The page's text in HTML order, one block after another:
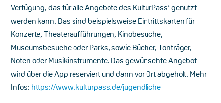
Verfügung, das für alle Angebote des KulturPass‘ genutzt
werden kann. Das sind beispielsweise Eintrittskarten für
Konzerte, Theateraufführungen, Kinobesuche,
Museumsbesuche oder Parks, sowie Bücher, Tonträger,
Noten oder Musikinstrumente. Das gewünschte Angebot
wird über die App reserviert und dann vor Ort abgeholt. Mehr
Infos: https://www.kulturpass.de/jugendliche